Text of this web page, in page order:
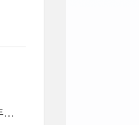
高平市人民政府办公室关于印发《高平市农村生活污水治理专项规划（2020-2030年）》的通知